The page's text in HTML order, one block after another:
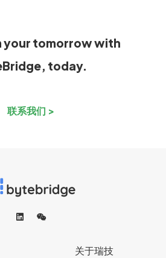
your tomorrow with
today.
联系我们 >
关于瑞技